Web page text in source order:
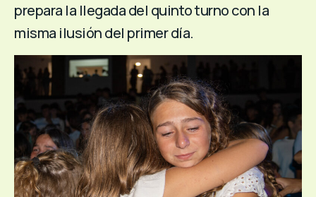
prepara la llegada del quinto turno con la
misma ilusión del primer día.